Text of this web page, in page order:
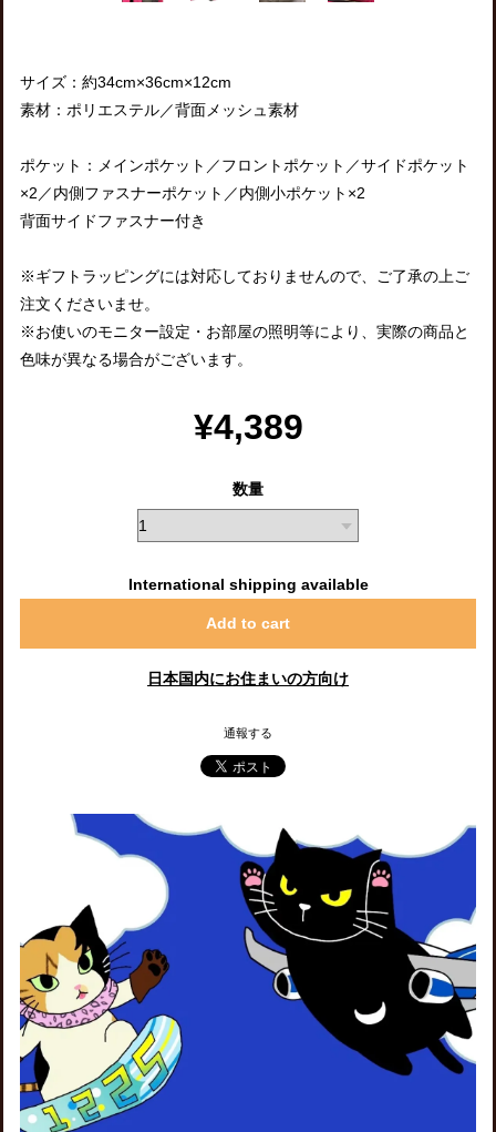
サイズ：約34cm×36cm×12cm
素材：ポリエステル／背面メッシュ素材
ポケット：メインポケット／フロントポケット／サイドポケット
×2／内側ファスナーポケット／内側小ポケット×2
背面サイドファスナー付き
※ギフトラッピングには対応しておりませんので、ご了承の上ご
注文くださいませ。
※お使いのモニター設定・お部屋の照明等により、実際の商品と
色味が異なる場合がございます。
¥4,389
数量
International shipping available
Add to cart
日本国内にお住まいの方向け
通報する